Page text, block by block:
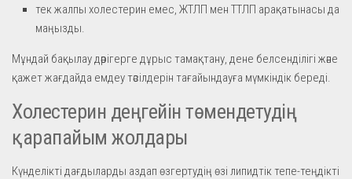
тек жалпы холестерин емес, ЖТЛП мен ТТЛП арақатынасы да
маңызды.
Мұндай бақылау дәрігерге дұрыс тамақтану, дене белсенділігі және
қажет жағдайда емдеу тәсілдерін тағайындауға мүмкіндік береді.
Холестерин деңгейін төмендетудің
қарапайым жолдары
Күнделікті дағдыларды аздап өзгертудің өзі липидтік тепе-теңдікті